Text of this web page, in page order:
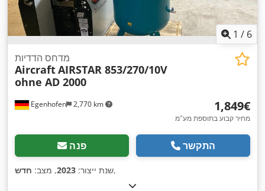
1 / 6
Egenhofen 2,770 km
מדחס הדדיות
AircraftAIRSTAR 853/270/10V
ohne AD 2000
‏1,849 ‏€
מחיר קבוע בתוספת מע"מ
פנה התקשר
שנת ייצור: 2023, מצב: חדש ,